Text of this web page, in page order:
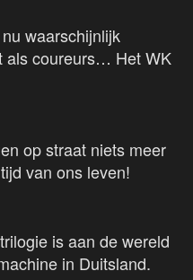
waarschijnlijk
als coureurs… Het WK
op straat niets meer
van ons leven!
is aan de wereld
in Duitsland.